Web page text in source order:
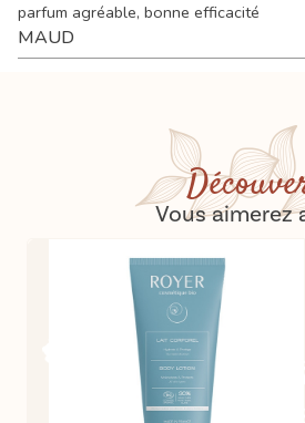
parfum agréable, bonne efficacité
MAUD
Vous aimerez